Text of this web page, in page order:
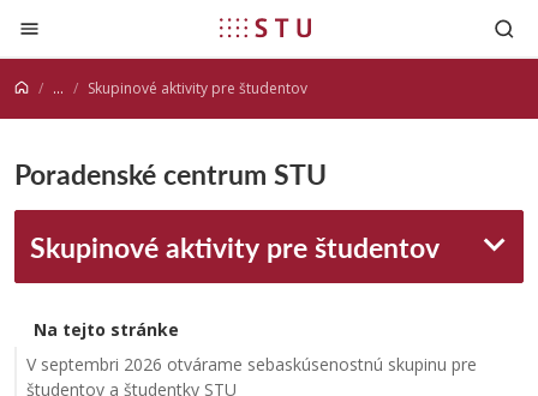
Prejsť na obsah
... Skupinové aktivity pre študentov
Poradenské centrum STU
Skupinové aktivity pre študentov
Na tejto stránke
V septembri 2026 otvárame sebaskúsenostnú skupinu pre
študentov a študentky STU